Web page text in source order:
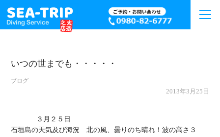
いつの世までも・・・・・
ブログ
2013年3月25日
石垣島の天気及び海況　北の風、曇りのち晴れ！波の高さ３